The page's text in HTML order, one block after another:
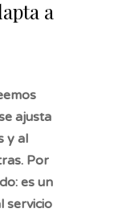
a
ajusta
y al
Por
es un
servicio